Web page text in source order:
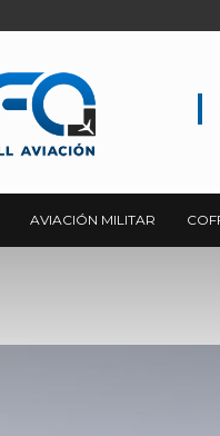
AVIACIÓN MILITAR